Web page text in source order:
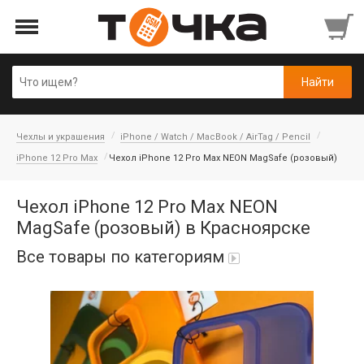
Чехлы и украшения
iPhone / Watch / MacBook / AirTag / Pencil
iPhone 12 Pro Max
Чехол iPhone 12 Pro Max NEON MagSafe (розовый)
Чехол iPhone 12 Pro Max NEON
MagSafe (розовый) в Красноярске
Все товары по категориям
Автопарфюм
Аккумуляторы портативные